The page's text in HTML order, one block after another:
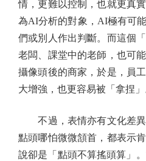
情，更難以控制，也就更真
為AI分析的對象，AI極有可
們或別人作出判斷。而這個
老闆、課堂中的老師，也可
攝像頭後的商家，於是，員
大增強，也更容易被「拿捏」
不過，表情亦有文化差異
點頭哪怕微微頷首，都表示
說卻是「點頭不算搖頭算」